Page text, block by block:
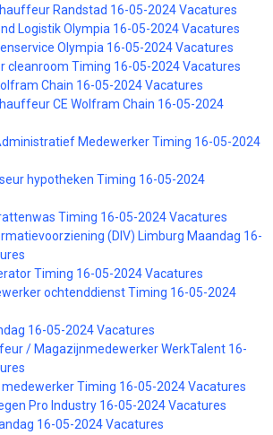
Randstad 16-05-2024 Vacatures
Logistik Olympia 16-05-2024 Vacatures
Olympia 16-05-2024 Vacatures
cleanroom Timing 16-05-2024 Vacatures
Chain 16-05-2024 Vacatures
CE Wolfram Chain 16-05-2024
Medewerker Timing 16-05-2024
hypotheken Timing 16-05-2024
Timing 16-05-2024 Vacatures
(DIV) Limburg Maandag 16-
Timing 16-05-2024 Vacatures
ochtenddienst Timing 16-05-2024
16-05-2024 Vacatures
/ Magazijnmedewerker WerkTalent 16-
Timing 16-05-2024 Vacatures
Pro Industry 16-05-2024 Vacatures
16-05-2024 Vacatures